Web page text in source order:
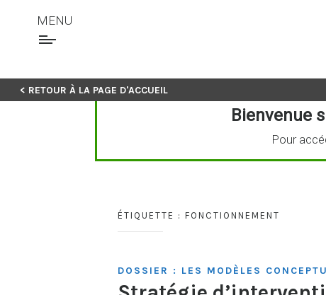
Skip
MENU
< RETOUR À LA PAGE D'ACCUEIL
Bienvenue
Pour
ÉTIQUETTE : FONCTIONNEMENT
DOSSIER : LES MODÈLES